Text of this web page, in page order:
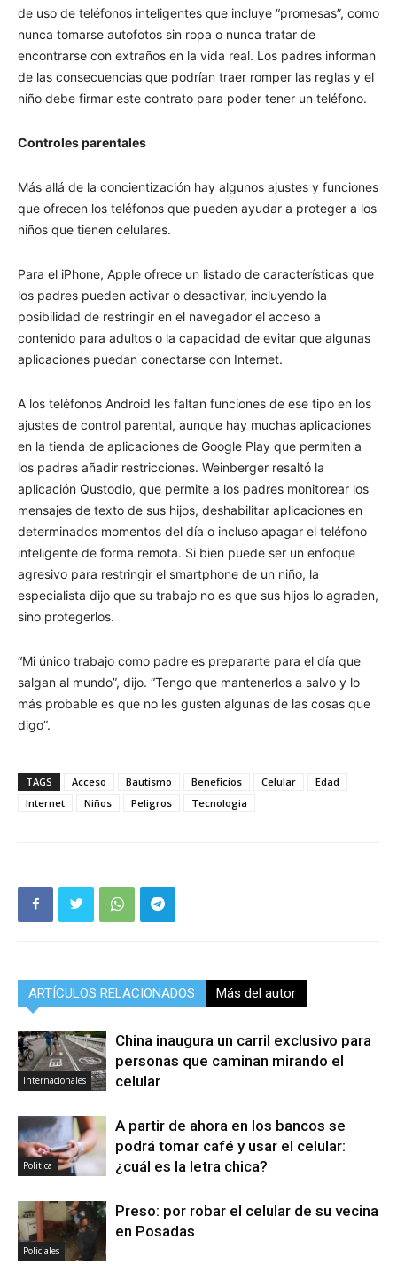
de uso de teléfonos inteligentes que incluye “promesas”, como
nunca tomarse autofotos sin ropa o nunca tratar de
encontrarse con extraños en la vida real. Los padres informan
de las consecuencias que podrían traer romper las reglas y el
niño debe firmar este contrato para poder tener un teléfono.
Controles parentales
Más allá de la concientización hay algunos ajustes y funciones
que ofrecen los teléfonos que pueden ayudar a proteger a los
niños que tienen celulares.
Para el iPhone, Apple ofrece un listado de características que
los padres pueden activar o desactivar, incluyendo la
posibilidad de restringir en el navegador el acceso a
contenido para adultos o la capacidad de evitar que algunas
aplicaciones puedan conectarse con Internet.
A los teléfonos Android les faltan funciones de ese tipo en los
ajustes de control parental, aunque hay muchas aplicaciones
en la tienda de aplicaciones de Google Play que permiten a
los padres añadir restricciones. Weinberger resaltó la
aplicación Qustodio, que permite a los padres monitorear los
mensajes de texto de sus hijos, deshabilitar aplicaciones en
determinados momentos del día o incluso apagar el teléfono
inteligente de forma remota. Si bien puede ser un enfoque
agresivo para restringir el smartphone de un niño, la
especialista dijo que su trabajo no es que sus hijos lo agraden,
sino protegerlos.
“Mi único trabajo como padre es prepararte para el día que
salgan al mundo”, dijo. “Tengo que mantenerlos a salvo y lo
más probable es que no les gusten algunas de las cosas que
digo”.
TAGS Acceso Bautismo Beneficios Celular
Edad
Internet
Niños Peligros Tecnologia
ARTÍCULOS RELACIONADOS Más del autor
Internacionales
China inaugura un carril exclusivo para
personas que caminan mirando el
celular
Politica
A partir de ahora en los bancos se
podrá tomar café y usar el celular:
¿cuál es la letra chica?
Policiales
Preso: por robar el celular de su vecina
en Posadas